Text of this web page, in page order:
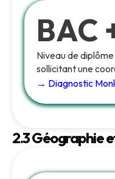
BAC
Niveau de
sollicitant une
→ Diagnostic
2.3 Géographie